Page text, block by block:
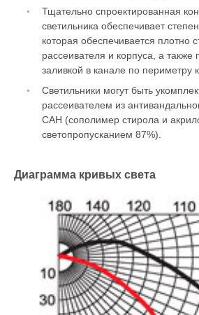
Тщательно спроектированная
светильника обеспечивает
которая обеспечивается плотно
рассеивателя и корпуса, а также
заливкой в канале по периметру
Светильники могут быть
рассеивателем из
САН (сополимер стирола и
светопропусканием 87%).
Диаграмма кривых света